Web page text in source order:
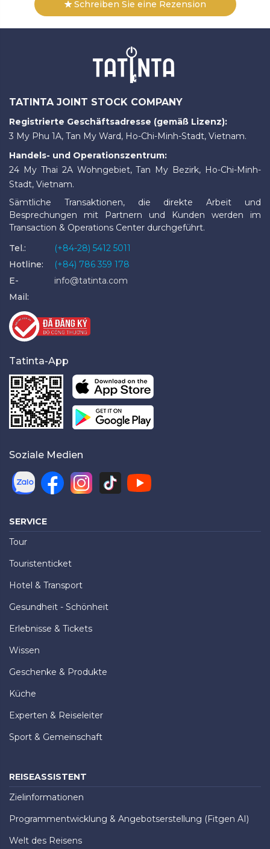
Schreiben Sie eine Rezension
TATINTA JOINT STOCK COMPANY
Registrierte Geschäftsadresse (gemäß Lizenz):
3 My Phu 1A, Tan My Ward, Ho-Chi-Minh-Stadt, Vietnam.
Handels- und Operationszentrum:
24 My Thai 2A Wohngebiet, Tan My Bezirk, Ho-Chi-Minh-
Stadt, Vietnam.
Sämtliche Transaktionen, die direkte Arbeit und
Besprechungen mit Partnern und Kunden werden im
Transaction & Operations Center durchgeführt.
Tel.:
(+84-28) 5412 5011
Hotline:
(+84) 786 359 178
E-
Mail:
info@tatinta.com
Tatinta-App
Soziale Medien
SERVICE
Tour
Touristenticket
Hotel & Transport
Gesundheit - Schönheit
Erlebnisse & Tickets
Wissen
Geschenke & Produkte
Küche
Experten & Reiseleiter
Sport & Gemeinschaft
REISEASSISTENT
Zielinformationen
Programmentwicklung & Angebotserstellung (Fitgen AI)
Welt des Reisens